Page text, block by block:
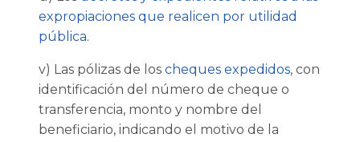
expropiaciones que realicen por utilidad
pública.
v) Las pólizas de los cheques expedidos, con
identificación del número de cheque o
transferencia, monto y nombre del
beneficiario, indicando el motivo de la